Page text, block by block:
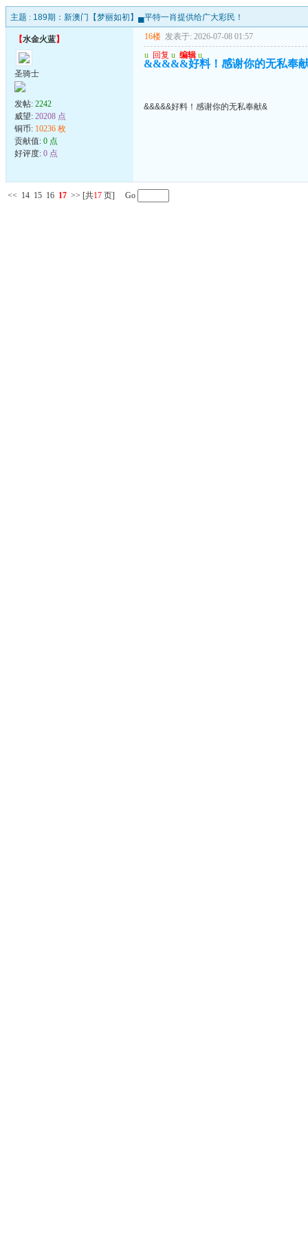
主题 : 189期：新澳门【梦丽如初】▄平特一肖提供给广大彩民！
【水金火蓝】
圣骑士
发帖: 2242
威望: 20208 点
铜币: 10236 枚
贡献值: 0 点
好评度: 0 点
16楼 发表于: 2026-07-08 01:57
u 回复 u 编辑 u
&&&&&好料！感谢你的无私奉
&&&&&好料！感谢你的无私奉献&
<< 14 15 16 17 >> [共17 页] Go